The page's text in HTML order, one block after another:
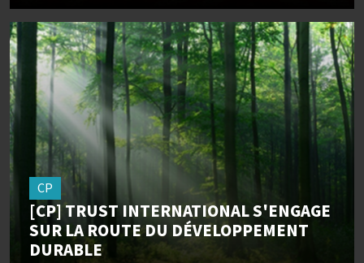
CP
[CP] TRUST INTERNATIONAL S'ENGAGE
SUR LA ROUTE DU DÉVELOPPEMENT
DURABLE